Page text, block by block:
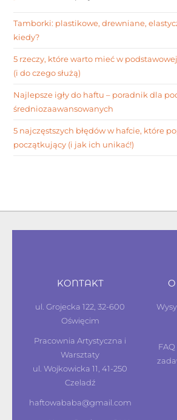
Tamborki: plastikowe, drewniane,
kiedy?
5 rzeczy, które warto mieć w
(i do czego służą)
Najlepsze igły do haftu – poradnik dla
średniozaawansowanych
5 najczęstszych błędów w hafcie, które
początkujący (i jak ich unikać!)
KONTAKT
ul. Grojecka 122, 32-600
Oświęcim
Pracownia Artystyczna i
Warsztaty
ul. Wojkowicka 11, 41-250
Czeladź
haftowababa@gmail.com